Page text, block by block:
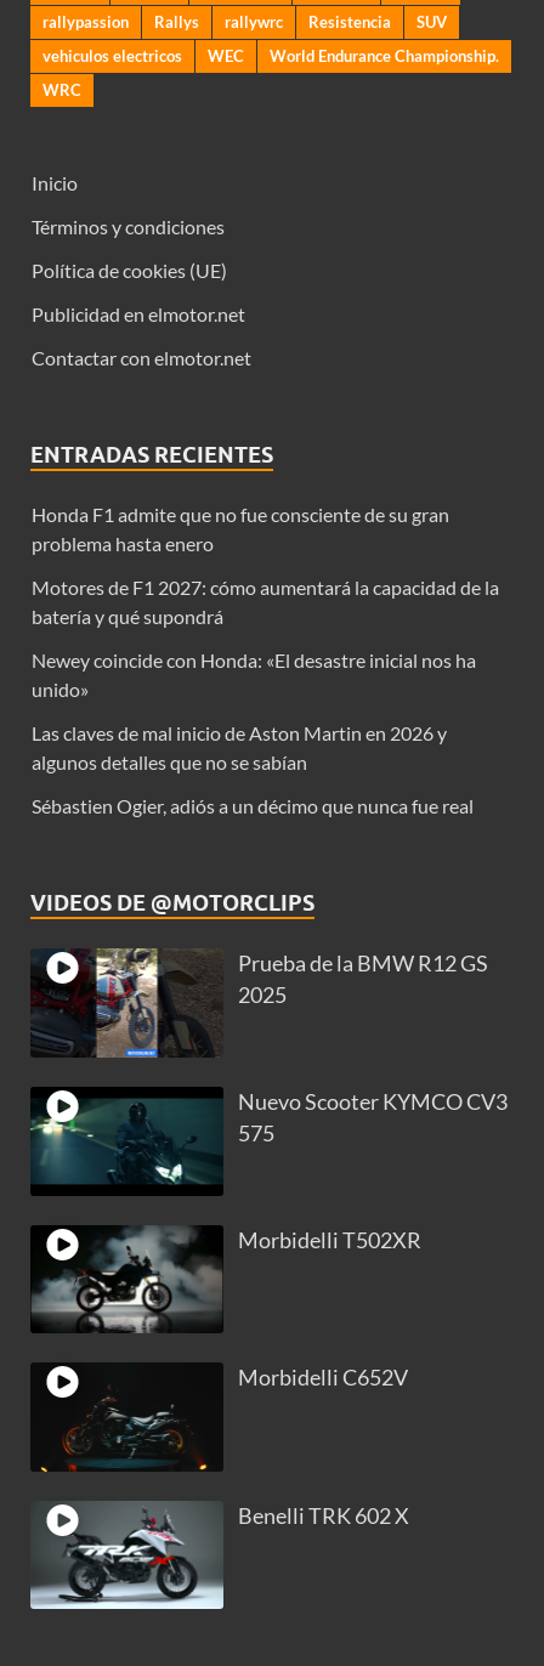
rallypassion
Rallys rallywrc Resistencia
SUV
vehiculos electricos
WEC
World Endurance Championship.
WRC
Inicio
Términos y condiciones
Política de cookies (UE)
Publicidad en elmotor.net
Contactar con elmotor.net
ENTRADAS RECIENTES
Honda F1 admite que no fue consciente de su gran
problema hasta enero
Motores de F1 2027: cómo aumentará la capacidad de la
batería y qué supondrá
Newey coincide con Honda: «El desastre inicial nos ha
unido»
Las claves de mal inicio de Aston Martin en 2026 y
algunos detalles que no se sabían
Sébastien Ogier, adiós a un décimo que nunca fue real
VIDEOS DE @MOTORCLIPS
Prueba de la BMW R12 GS
2025
Nuevo Scooter KYMCO CV3
575
Morbidelli T502XR
Morbidelli C652V
Benelli TRK 602 X